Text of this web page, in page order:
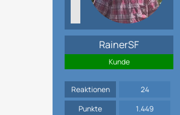
RainerSF
Kunde
Reaktionen
24
Punkte
1.449